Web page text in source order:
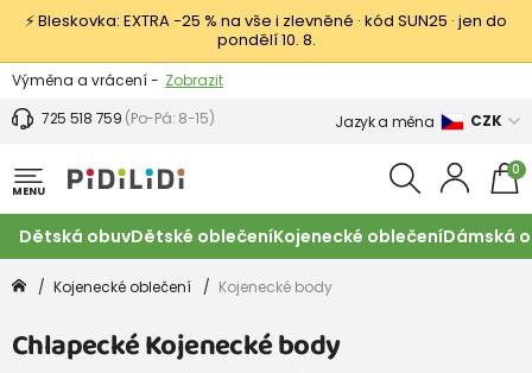
⚡ Bleskovka: EXTRA −25 % na vše i zlevněné · kód SUN25 · jen do
pondělí 10. 8.
Výměna a vrácení - Zobrazit
Sleva 100 Kč na první nákup -
725 518 759 (Po-Pá: 8-15) Jazyk a měna CZK
MENU
0
Dětská obuvDětské oblečeníKojenecké oblečeníDámská
Kojenecké oblečení Kojenecké body
Chlapecké Kojenecké body